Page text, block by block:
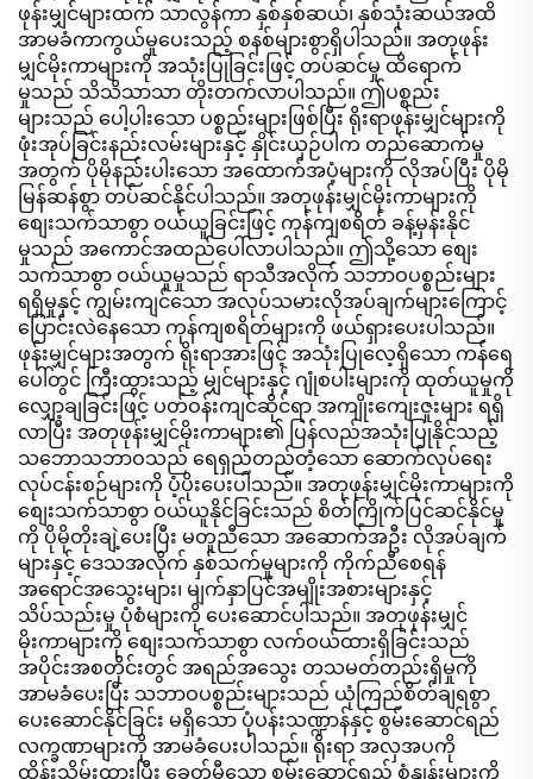
ဖုန်းမျှင်များထက် သာလွန်ကာ နှစ်နှစ်ဆယ်၊ နှစ်သုံးဆယ်အထိ
အာမခံကာကွယ်မှုပေးသည့် စနစ်များစွာရှိပါသည်။ အတုဖုန်း
မျှင်မိုးကာများကို အသုံးပြုခြင်းဖြင့် တပ်ဆင်မှု ထိရောက်
မှုသည် သိသိသာသာ တိုးတက်လာပါသည်။ ဤပစ္စည်း
များသည် ပေါ့ပါးသော ပစ္စည်းများဖြစ်ပြီး ရိုးရာဖုန်းမျှင်များကို
ဖုံးအုပ်ခြင်းနည်းလမ်းများနှင့် နှိုင်းယှဉ်ပါက တည်ဆောက်မှု
အတွက် ပိုမိုနည်းပါးသော အထောက်အပံ့များကို လိုအပ်ပြီး ပိုမို
မြန်ဆန်စွာ တပ်ဆင်နိုင်ပါသည်။ အတုဖုန်းမျှင်မိုးကာများကို
စျေးသက်သာစွာ ဝယ်ယူခြင်းဖြင့် ကုန်ကျစရိတ် ခန့်မှန်းနိုင်
မှုသည် အကောင်အထည်ပေါ်လာပါသည်။ ဤသို့သော စျေး
သက်သာစွာ ဝယ်ယူမှုသည် ရာသီအလိုက် သဘာဝပစ္စည်းများ
ရရှိမှုနှင့် ကျွမ်းကျင်သော အလုပ်သမားလိုအပ်ချက်များကြောင့်
ပြောင်းလဲနေသော ကုန်ကျစရိတ်များကို ဖယ်ရှားပေးပါသည်။
ဖုန်းမျှင်များအတွက် ရိုးရာအားဖြင့် အသုံးပြုလေ့ရှိသော ကန်ရေ
ပေါ်တွင် ကြီးထွားသည့် မျှင်များနှင့် ဂျုံစပါးများကို ထုတ်ယူမှုကို
လျှော့ချခြင်းဖြင့် ပတ်ဝန်းကျင်ဆိုင်ရာ အကျိုးကျေးဇူးများ ရရှိ
လာပြီး အတုဖုန်းမျှင်မိုးကာများ၏ ပြန်လည်အသုံးပြုနိုင်သည့်
သဘောသဘာဝသည် ရေရှည်တည်တံ့သော ဆောက်လုပ်ရေး
လုပ်ငန်းစဉ်များကို ပံ့ပိုးပေးပါသည်။ အတုဖုန်းမျှင်မိုးကာများကို
စျေးသက်သာစွာ ဝယ်ယူနိုင်ခြင်းသည် စိတ်ကြိုက်ပြင်ဆင်နိုင်မှု
ကို ပိုမိုတိုးချဲ့ပေးပြီး မတူညီသော အဆောက်အဦး လိုအပ်ချက်
များနှင့် ဒေသအလိုက် နှစ်သက်မှုများကို ကိုက်ညီစေရန်
အရောင်အသွေးများ၊ မျက်နှာပြင်အမျိုးအစားများနှင့်
သိပ်သည်းမှု ပုံစံများကို ပေးဆောင်ပါသည်။ အတုဖုန်းမျှင်
မိုးကာများကို စျေးသက်သာစွာ လက်ဝယ်ထားရှိခြင်းသည်
အပိုင်းအစတိုင်းတွင် အရည်အသွေး တသမတ်တည်းရှိမှုကို
အာမခံပေးပြီး သဘာဝပစ္စည်းများသည် ယုံကြည်စိတ်ချရစွာ
ပေးဆောင်နိုင်ခြင်း မရှိသော ပုံပန်းသဏ္ဍာန်နှင့် စွမ်းဆောင်ရည်
လက္ခဏာများကို အာမခံပေးပါသည်။ ရိုးရာ အလှအပကို
ထိန်းသိမ်းထားပြီး ခေတ်မီသော စွမ်းဆောင်ရည် စံနှုန်းများကို